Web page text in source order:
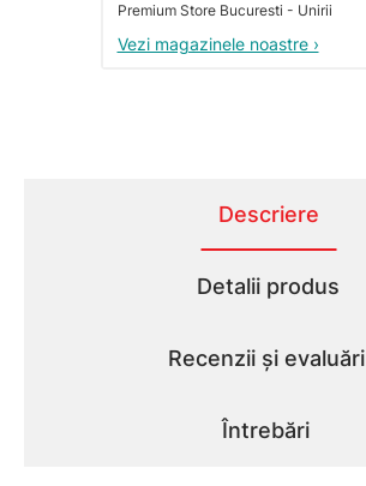
Premium Store Bucuresti - Unirii
Vezi magazinele noastre ›
Descriere
Detalii produs
Recenzii și evaluări
Întrebări